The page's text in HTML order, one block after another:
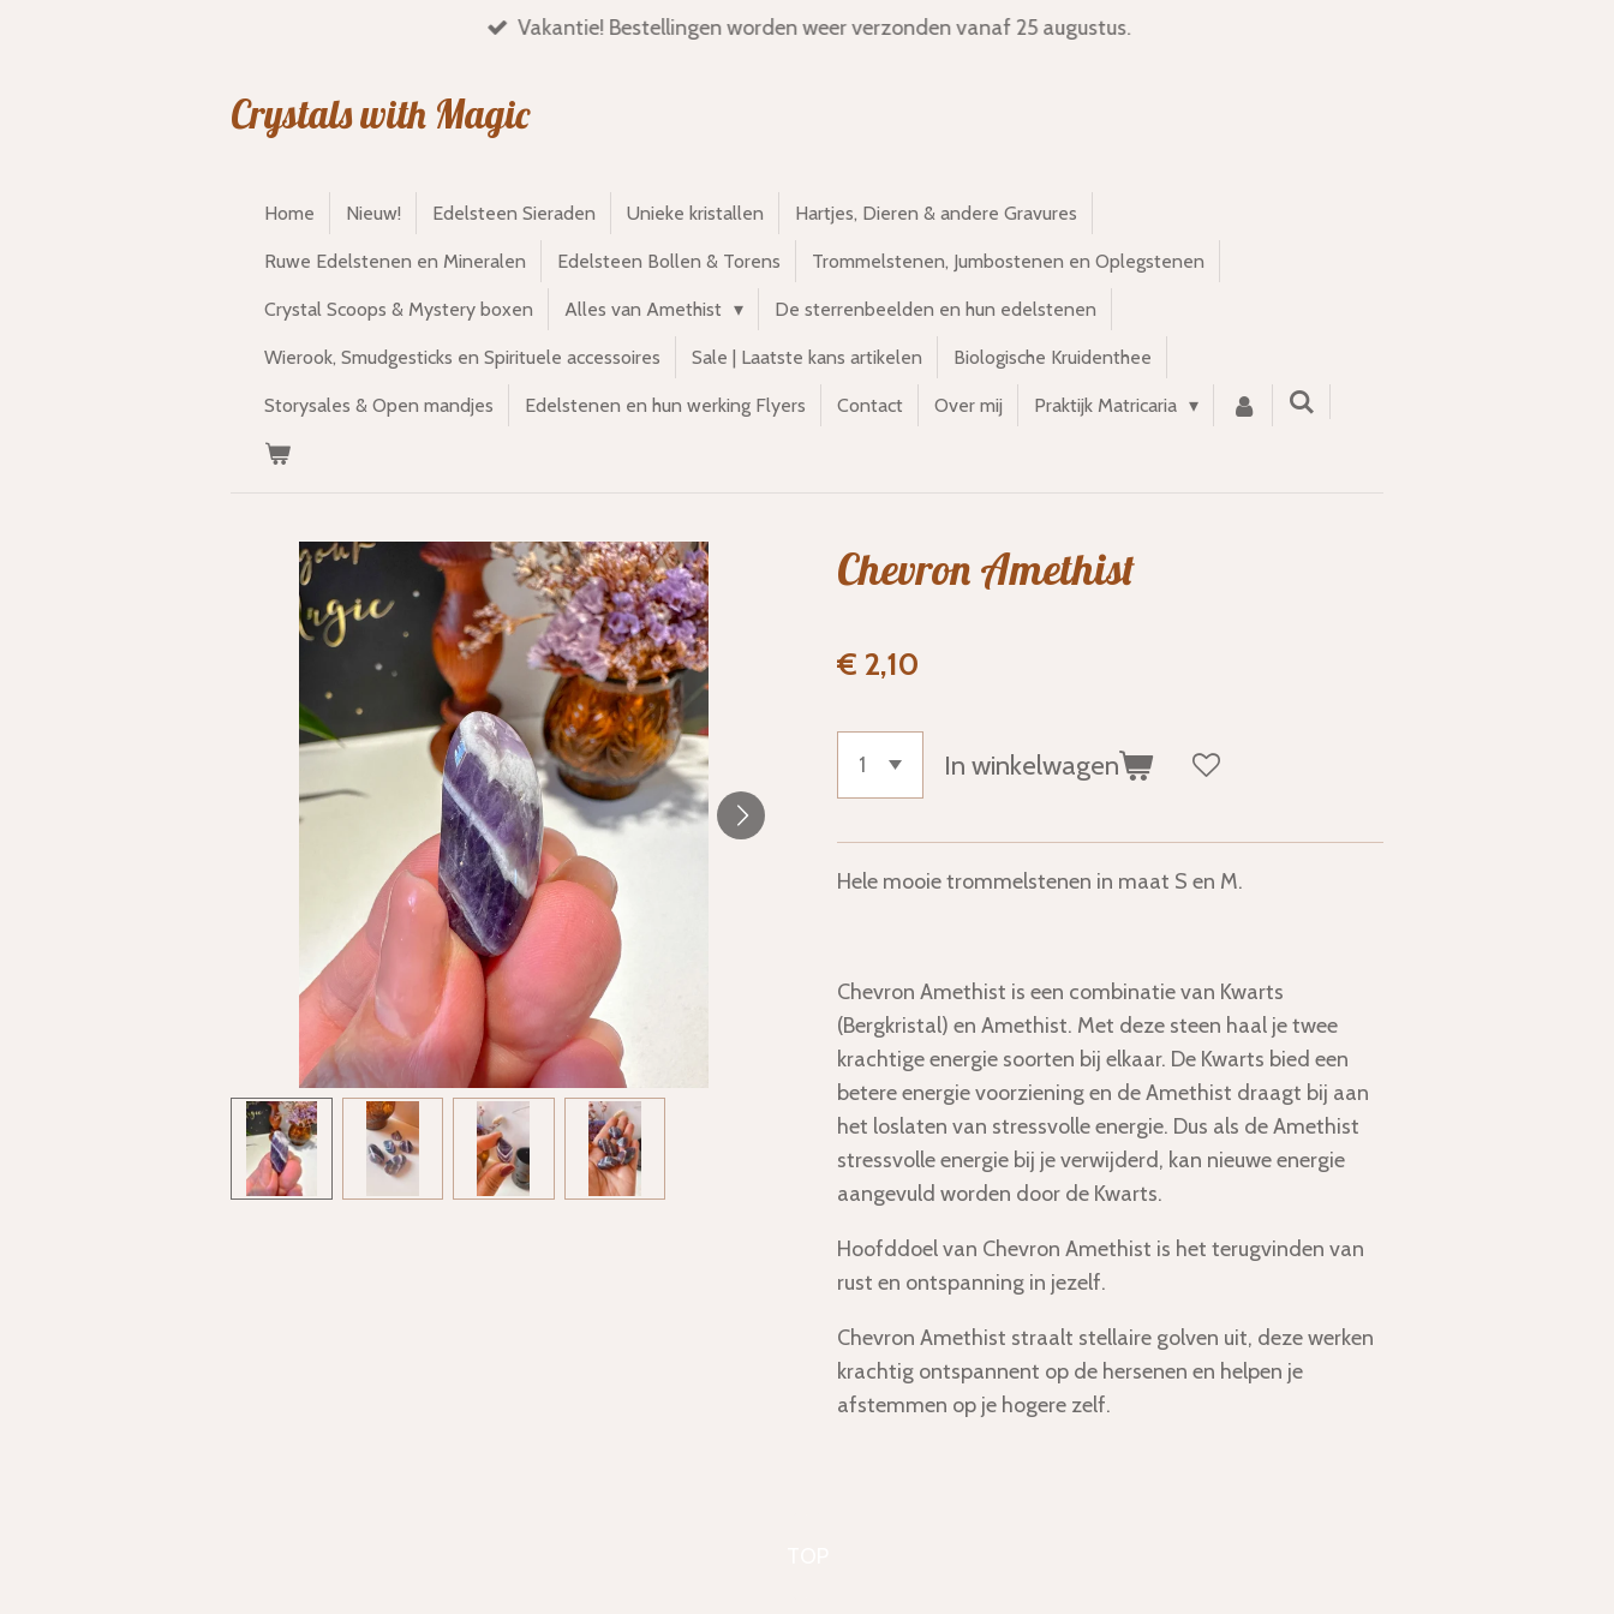
Vakantie! Bestellingen worden weer verzonden vanaf 25 augustus.
Crystals with Magic
Home Nieuw! Edelsteen Sieraden Unieke kristallen Hartjes, Dieren & andere Gravures
Ruwe Edelstenen en Mineralen Edelsteen Bollen & Torens Trommelstenen, Jumbostenen en Oplegstenen
Crystal Scoops & Mystery boxen Alles van Amethist De sterrenbeelden en hun edelstenen
Wierook, Smudgesticks en Spirituele accessoires Sale | Laatste kans artikelen Biologische Kruidenthee
Storysales & Open mandjes Edelstenen en hun werking Flyers Contact Over mij Praktijk Matricaria
Chevron Amethist
€ 2,10
In winkelwagen
Hele mooie trommelstenen in maat S en M.
Chevron Amethist is een combinatie van Kwarts
(Bergkristal) en Amethist. Met deze steen haal je twee
krachtige energie soorten bij elkaar. De Kwarts bied een
betere energie voorziening en de Amethist draagt bij aan
het loslaten van stressvolle energie. Dus als de Amethist
stressvolle energie bij je verwijderd, kan nieuwe energie
aangevuld worden door de Kwarts.
Hoofddoel van Chevron Amethist is het terugvinden van
rust en ontspanning in jezelf.
Chevron Amethist straalt stellaire golven uit, deze werken
krachtig ontspannent op de hersenen en helpen je
afstemmen op je hogere zelf.